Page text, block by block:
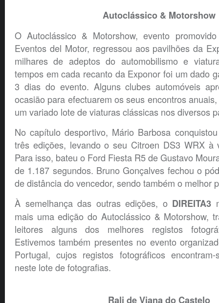
Autoclássico & Motorshow
O Autoclássico & Motorshow, evento
Eventos del Motor, regressou aos pavilhões da
milhares de adeptos do automobilismo e
tempos em cada recanto da Exponor foi um dado
3 dias do evento. Alguns clubes automóveis
ocasião para efectuarem os seus encontros
um variado lote de viaturas clássicas nos diversos
No capítulo desportivo, Mário Barbosa
três edições, levando o seu Citroen DS3 WRX à
Para isso, bateu o Ford Fiesta R5 de Gustavo
de 1.187 segundos. Bruno Gonçalves fechou o
de distância do vencedor, sendo também o melhor
À semelhança das outras edições, o DIREITA3
mais uma edição do Autoclássico & Motorshow,
leitores alguns dos melhores registos
Estivemos também presentes no evento
Portugal, cujos registos fotográficos
neste lote de fotografias.
Rali de Viana do Castelo